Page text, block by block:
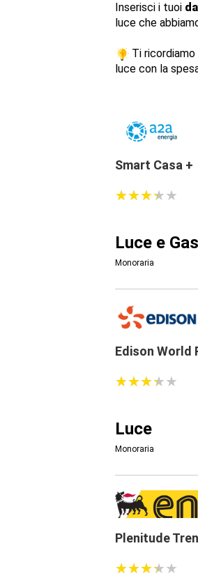
Inserisci i tuoi
luce che
Ti
luce con la
Smart Casa +
★★★★★
★★★★★
Luce e Gas
Monoraria
Edison World
★★★★★
★★★★★
Luce
Monoraria
Plenitude
★★★★★
★★★★★